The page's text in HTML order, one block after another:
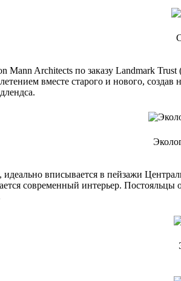
Mann Architects по заказу Landmark
вместе старого и нового,
вписывается в пейзажи
современный интерьер.